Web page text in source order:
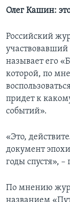
Олег Кашин:
Российский
участвовавший
называет его
которой, по
придет к
событий».
«Это,
документ
годы спустя»,
По мнению